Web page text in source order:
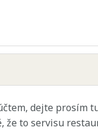
dejte prosím
to servisu